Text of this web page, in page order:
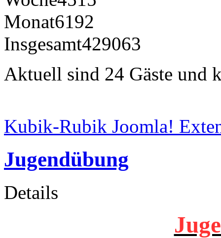
Monat6192
Insgesamt429063
Aktuell sind 24 Gäste und
Kubik-Rubik Joomla!
Jugendübung
Details